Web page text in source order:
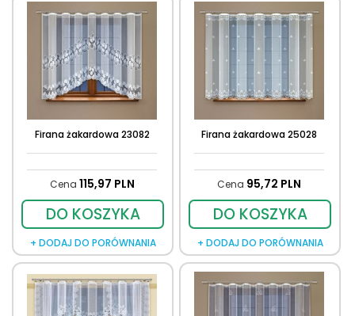
Firana żakardowa 23082
Cena 115,97 PLN
DO KOSZYKA
+ DODAJ DO PORÓWNANIA
Firana żakardowa 25028
Cena 95,72 PLN
DO KOSZYKA
+ DODAJ DO PORÓWNANIA